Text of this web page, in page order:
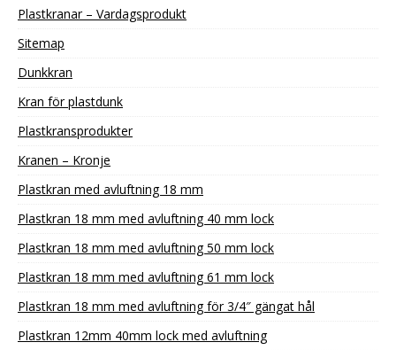
Plastkranar – Vardagsprodukt
Sitemap
Dunkkran
Kran för plastdunk
Plastkransprodukter
Kranen – Kronje
Plastkran med avluftning 18 mm
Plastkran 18 mm med avluftning 40 mm lock
Plastkran 18 mm med avluftning 50 mm lock
Plastkran 18 mm med avluftning 61 mm lock
Plastkran 18 mm med avluftning för 3/4″ gängat hål
Plastkran 12mm 40mm lock med avluftning